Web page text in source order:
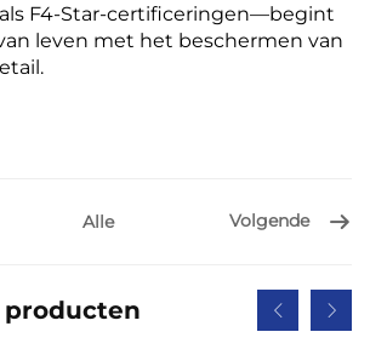
als F4-Star-certificeringen—begint
leven met het beschermen van
Alle Volgende
producten